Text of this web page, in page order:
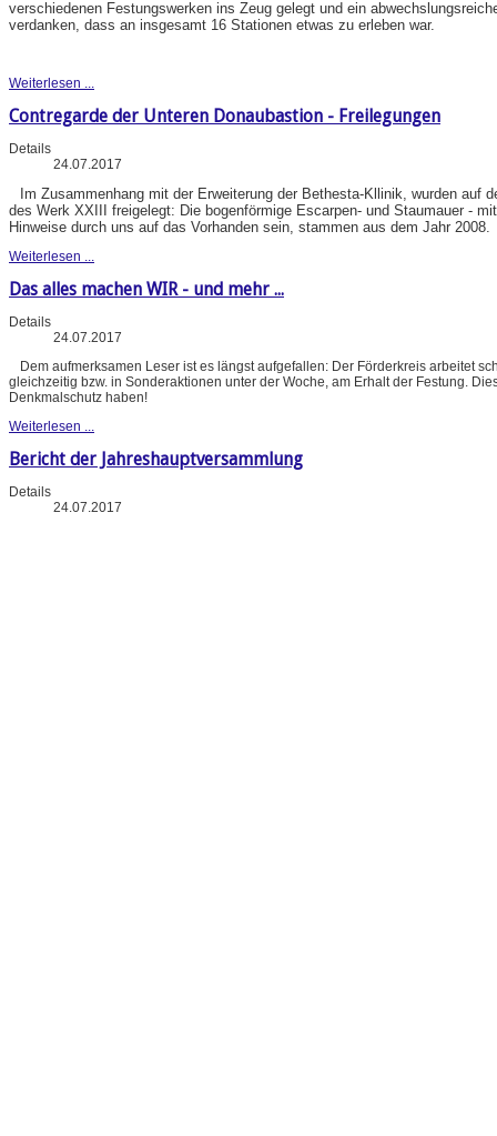
verschiedenen Festungswerken ins Zeug gelegt und ein
verdanken, dass an insgesamt 16 Stationen etwas zu erleben war.
Weiterlesen ...
Contregarde der Unteren Donaubastion - Freilegungen
Details
24.07.2017
Im Zusammenhang mit der Erweiterung der Bethesta-Kllinik, wurden auf
des Werk XXIII freigelegt: Die bogenförmige Escarpen- und Staumauer -
Hinweise durch uns auf das Vorhanden sein, stammen aus dem Jahr 2008.
Weiterlesen ...
Das alles machen WIR - und mehr ...
Details
24.07.2017
Dem aufmerksamen Leser ist es längst aufgefallen: Der Förderkreis arbeitet
gleichzeitig bzw. in Sonderaktionen unter der Woche, am Erhalt der Festung.
Denkmalschutz haben!
Weiterlesen ...
Bericht der Jahreshauptversammlung
Details
24.07.2017